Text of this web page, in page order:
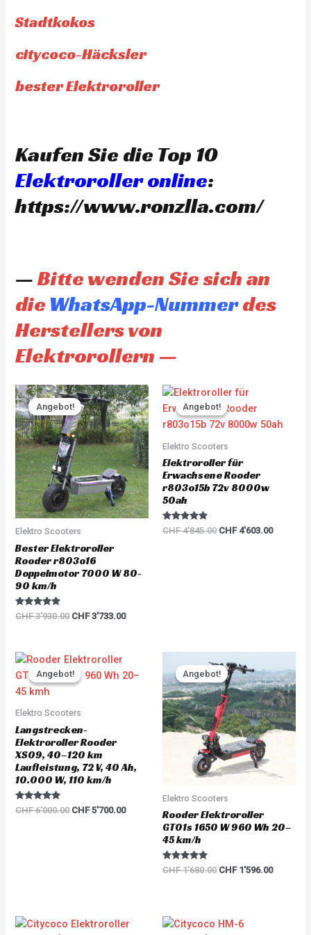
Stadtkokos
citycoco-Häcksler
bester Elektroroller
Kaufen Sie die Top 10
Elektroroller online:
https://www.ronzlla.com/
—Bitte wenden Sie sich an
die WhatsApp-Nummerdes
Herstellers von
Elektrorollern —
Angebot!
Angebot!
Elektro Scooters
Bester Elektroroller
Rooder r803o16
Doppelmotor 7000 W 80-
90 km/h
Rated
5.00
CHF3'930.00
Original
price
was:
CHF 3'930.00.
CHF3'733.00
Current
price
is:
CHF 3'733.00.
Angebot!
Angebot!
Elektro Scooters
Elektroroller für
Erwachsene Rooder
r803o15b 72v 8000w
50ah
Rated
CHF4'845.00
Original
price
was:
CHF 4'845.00.
CHF4'603.00
CHF
Angebot!
Angebot!
Elektro Scooters
Langstrecken-
Elektroroller Rooder
XS09, 40–120 km
Laufleistung, 72 V, 40 Ah,
10.000 W, 110 km/h
Rated
5.00
CHF6'000.00
Original
price
was:
CHF5'700.00
is:
CHF 5'700.00.
Angebot!
Angebot!
Elektro Scooters
Rooder Elektroroller
GT01s 1650 W 960 Wh 20–
45 km/h
Rated
CHF1'680.00
price
was:
CHF 1'680.00.
CHF1'596.00
price
is:
CHF
Original
Current
Original